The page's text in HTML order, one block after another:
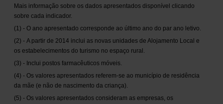
Mais informação sobre os dados apresentados disponível clicando
sobre cada indicador.
(1) - O ano apresentado corresponde ao último ano do par ano letivo.
(2) - A partir de 2014 inclui as novas unidades de Alojamento Local e
os estabelecimentos do turismo no espaço rural.
(3) - Inclui postos farmacêuticos móveis.
(4) - Os valores apresentados referem-se ao município de residência
da mãe (e não de nascimento da criança).
(5) - Os valores apresentados consideram as empresas, os